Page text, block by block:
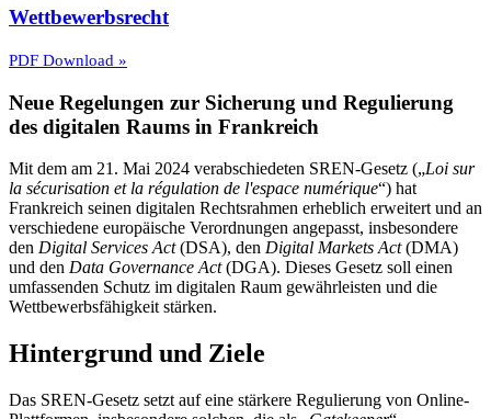
Wettbewerbsrecht
PDF Download »
Neue Regelungen zur Sicherung und Regulierung
des digitalen Raums in Frankreich
Mit dem am 21. Mai 2024 verabschiedeten SREN-Gesetz („Loi sur
la sécurisation et la régulation de l'espace numérique“) hat
Frankreich seinen digitalen Rechtsrahmen erheblich erweitert und an
verschiedene europäische Verordnungen angepasst, insbesondere
den Digital Services Act(DSA), den Digital Markets Act(DMA)
und den Data Governance Act(DGA). Dieses Gesetz soll einen
umfassenden Schutz im digitalen Raum gewährleisten und die
Wettbewerbsfähigkeit stärken.
Hintergrund und Ziele
Das SREN-Gesetz setzt auf eine stärkere Regulierung von Online-